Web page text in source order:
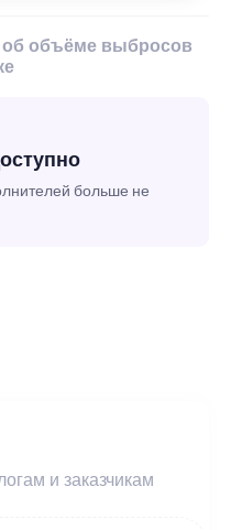
об объёме выбросов
больше не
и заказчикам